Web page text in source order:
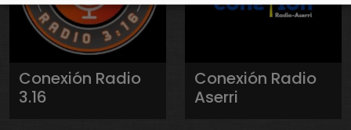
Conexión Radio
3.16
Conexión Radio
Aserri